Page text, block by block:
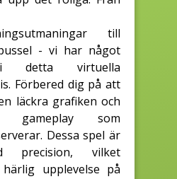
till
- vi har något
virtuella
Förbered dig på att
läckra grafiken och
gameplay som
Dessa spel är
precision, vilket
upplevelse på